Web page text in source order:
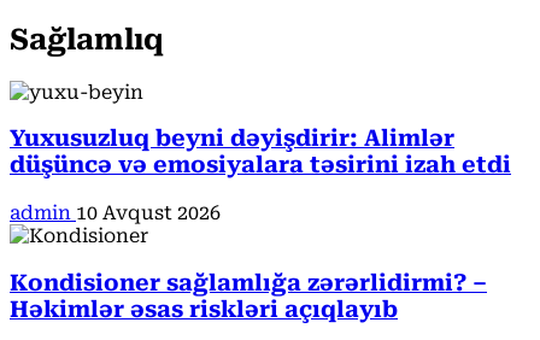
Sağlamlıq
Yuxusuzluq beyni dəyişdirir: Alimlər
düşüncə və emosiyalara təsirini izah etdi
admin 10 Avqust 2026
Kondisioner sağlamlığa zərərlidirmi? –
Həkimlər əsas riskləri açıqlayıb